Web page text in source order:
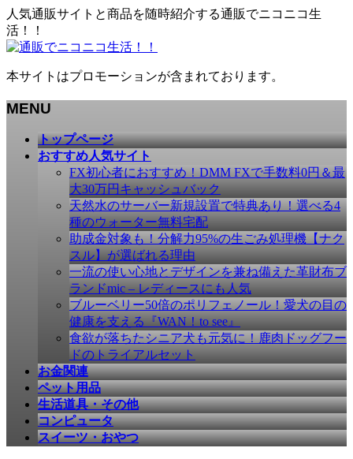
人気通販サイトと商品を随時紹介する通販でニコニコ生
活！！
本サイトはプロモーションが含まれております。
MENU
トップページ
おすすめ人気サイト
FX初心者におすすめ！DMM FXで手数料0円＆最
大30万円キャッシュバック
天然水のサーバー新規設置で特典あり！選べる4
種のウォーター無料宅配
助成金対象も！分解力95%の生ごみ処理機【ナク
スル】が選ばれる理由
一流の使い心地とデザインを兼ね備えた革財布ブ
ランドmic – レディースにも人気
ブルーベリー50倍のポリフェノール！愛犬の目の
健康を支える『WAN！to see』
食欲が落ちたシニア犬も元気に！鹿肉ドッグフー
ドのトライアルセット
お金関連
ペット用品
生活道具・その他
コンピュータ
スイーツ・おやつ